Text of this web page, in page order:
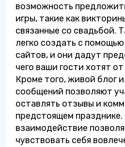
возможность
игры, такие как
связанные со свадьбой.
легко создать с
сайтов, и они дадут
чего ваши гости хотят
Кроме того, живой блог
сообщений позволяют
оставлять отзывы и
предстоящем празднике.
взаимодействие
чувствовать себя